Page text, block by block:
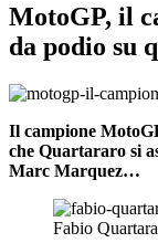
MotoGP, il
da podio su
Il campione
che Quartararo si
Marc Marquez…
Fabio